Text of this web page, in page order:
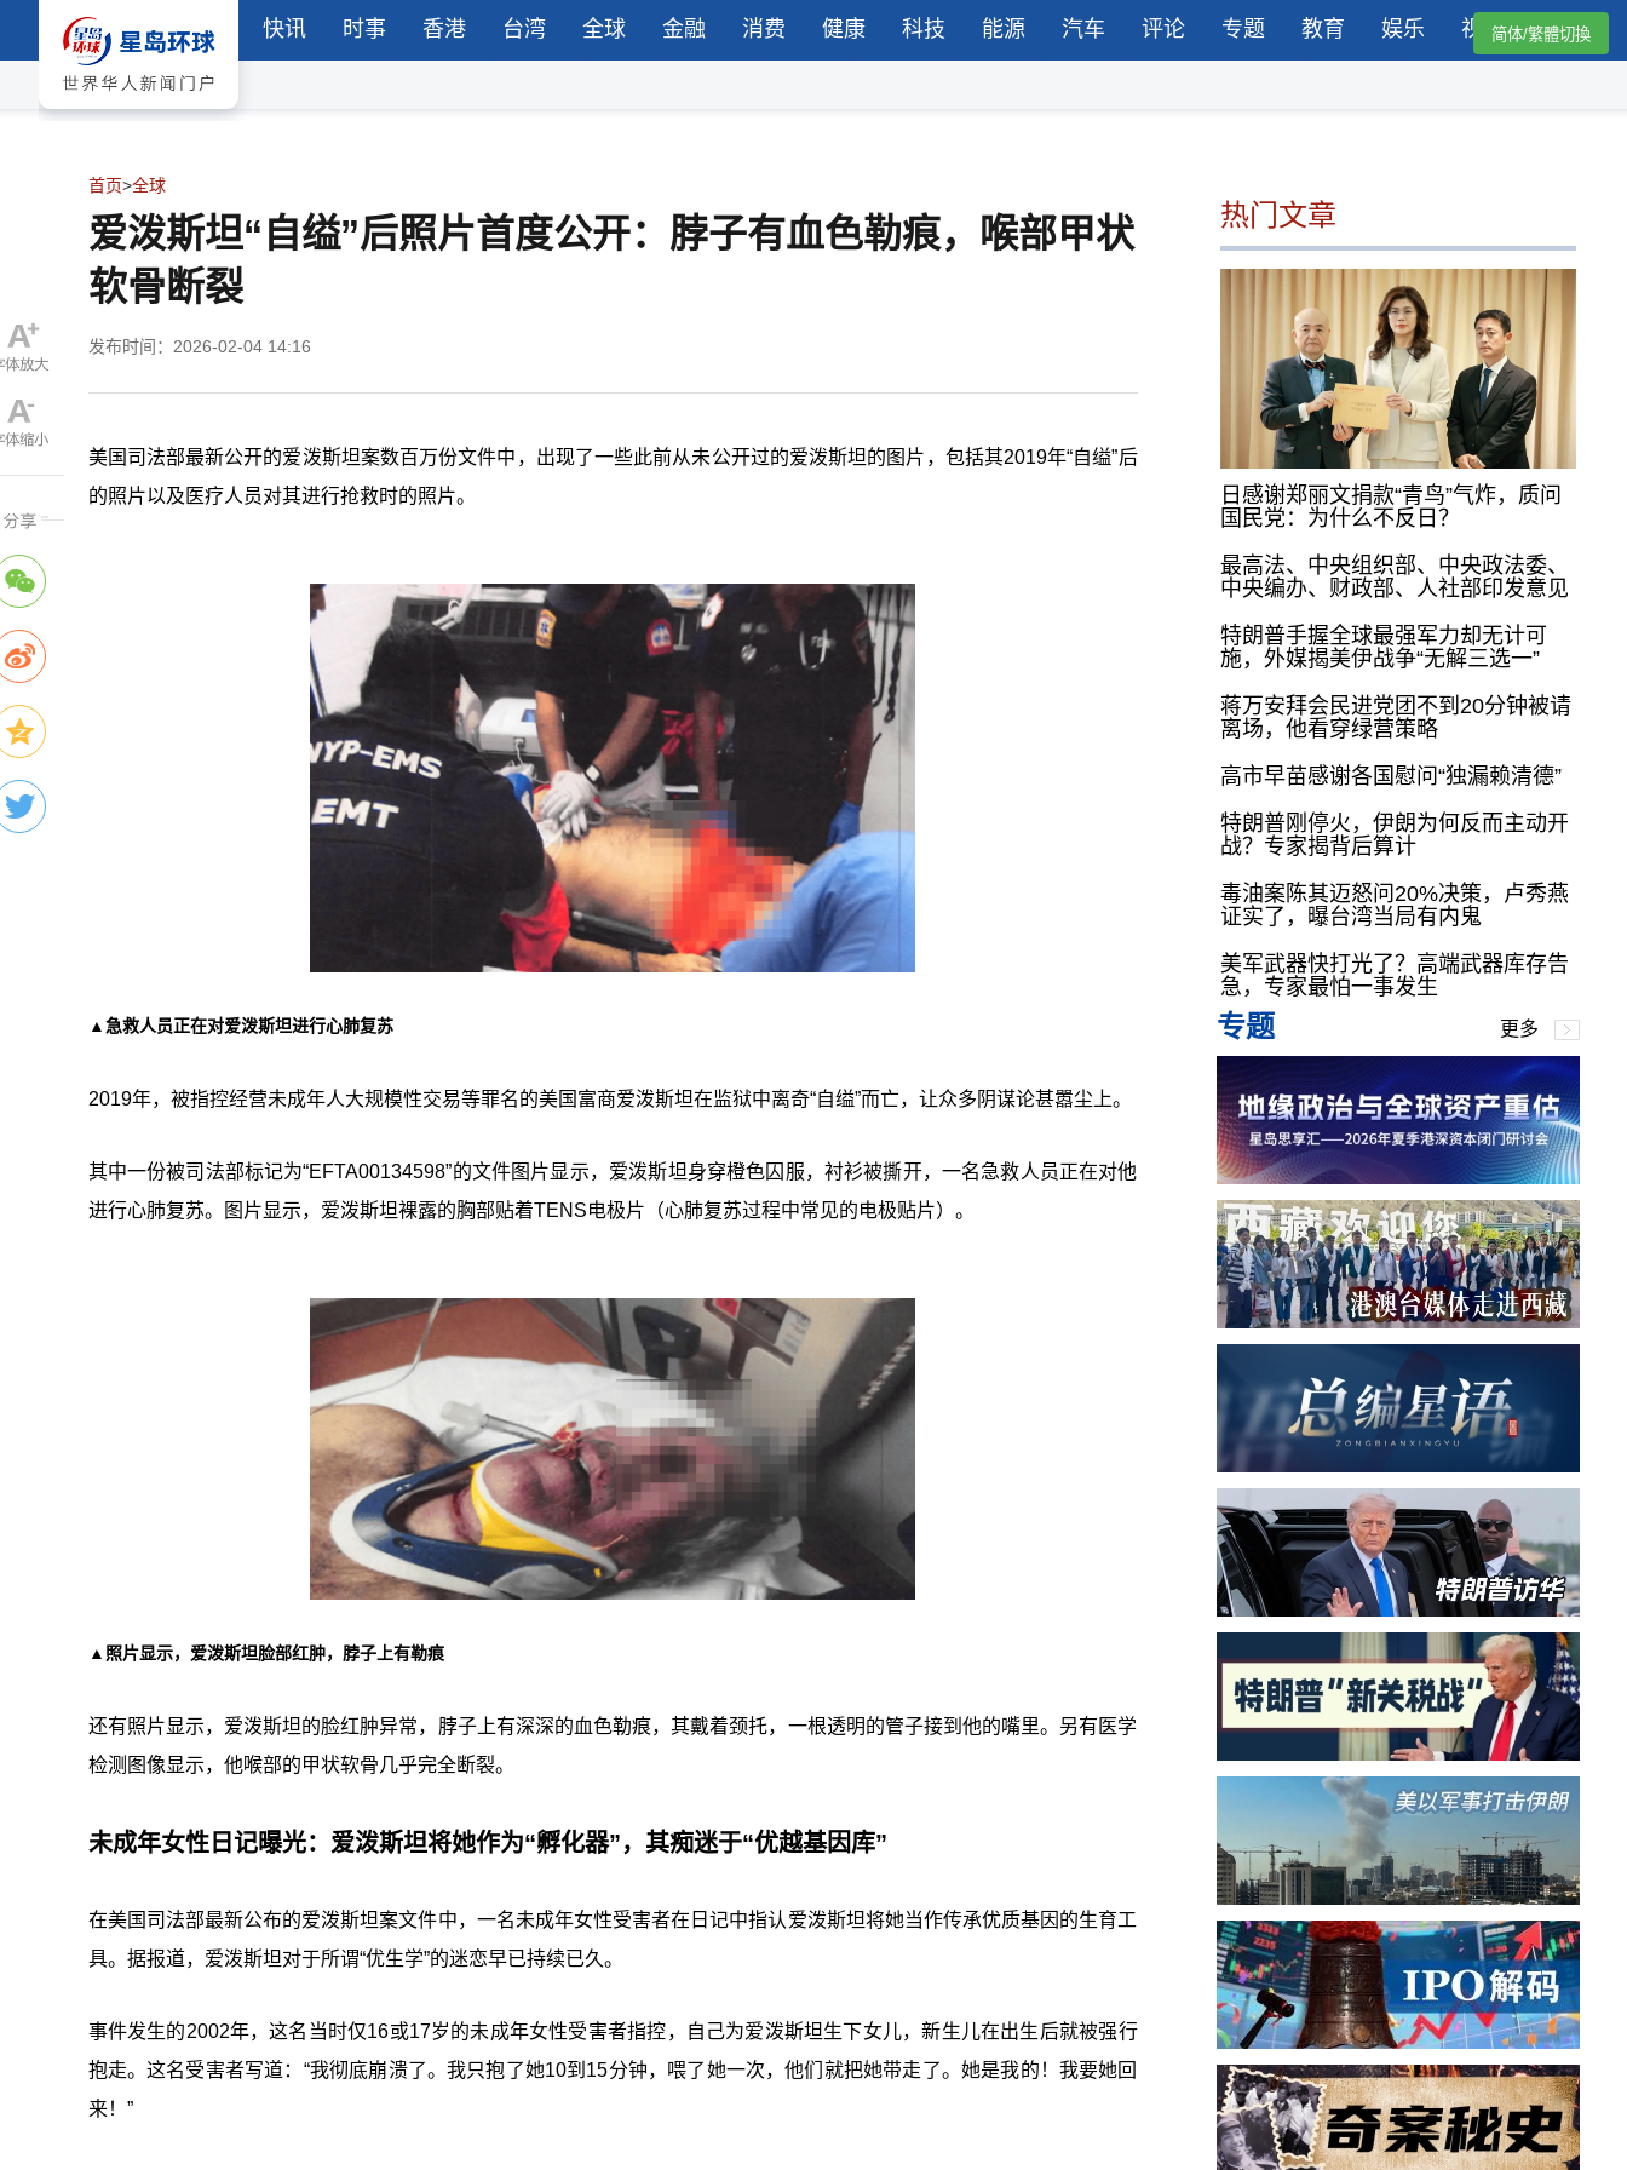
快讯 时事 香港 台湾 全球 金融 消费 健康 科技 能源 汽车 评论 专题 教育 娱乐 视频简体/繁體切換
首页>全球
爱泼斯坦“自缢”后照片首度公开：脖子有血色勒痕，喉部甲状
软骨断裂
发布时间：2026-02-04 14:16
美国司法部最新公开的爱泼斯坦案数百万份文件中，出现了一些此前从未公开过的爱泼斯坦的图片，包括其2019年“自缢”后
的照片以及医疗人员对其进行抢救时的照片。
▲急救人员正在对爱泼斯坦进行心肺复苏
2019年，被指控经营未成年人大规模性交易等罪名的美国富商爱泼斯坦在监狱中离奇“自缢”而亡，让众多阴谋论甚嚣尘上。
其中一份被司法部标记为“EFTA00134598”的文件图片显示，爱泼斯坦身穿橙色囚服，衬衫被撕开，一名急救人员正在对他
进行心肺复苏。图片显示，爱泼斯坦裸露的胸部贴着TENS电极片（心肺复苏过程中常见的电极贴片）。
▲照片显示，爱泼斯坦脸部红肿，脖子上有勒痕
还有照片显示，爱泼斯坦的脸红肿异常，脖子上有深深的血色勒痕，其戴着颈托，一根透明的管子接到他的嘴里。另有医学
检测图像显示，他喉部的甲状软骨几乎完全断裂。
未成年女性日记曝光：爱泼斯坦将她作为“孵化器”，其痴迷于“优越基因库”
在美国司法部最新公布的爱泼斯坦案文件中，一名未成年女性受害者在日记中指认爱泼斯坦将她当作传承优质基因的生育工
具。据报道，爱泼斯坦对于所谓“优生学”的迷恋早已持续已久。
事件发生的2002年，这名当时仅16或17岁的未成年女性受害者指控，自己为爱泼斯坦生下女儿，新生儿在出生后就被强行
抱走。这名受害者写道：“我彻底崩溃了。我只抱了她10到15分钟，喂了她一次，他们就把她带走了。她是我的！我要她回
来！”
热门文章
日感谢郑丽文捐款“青鸟”气炸，质问
国民党：为什么不反日？
最高法、中央组织部、中央政法委、
中央编办、财政部、人社部印发意见
特朗普手握全球最强军力却无计可
施，外媒揭美伊战争“无解三选一”
蒋万安拜会民进党团不到20分钟被请
离场，他看穿绿营策略
高市早苗感谢各国慰问“独漏赖清德”
特朗普刚停火，伊朗为何反而主动开
战？专家揭背后算计
毒油案陈其迈怒问20%决策，卢秀燕
证实了，曝台湾当局有内鬼
美军武器快打光了？高端武器库存告
急，专家最怕一事发生
专题 更多